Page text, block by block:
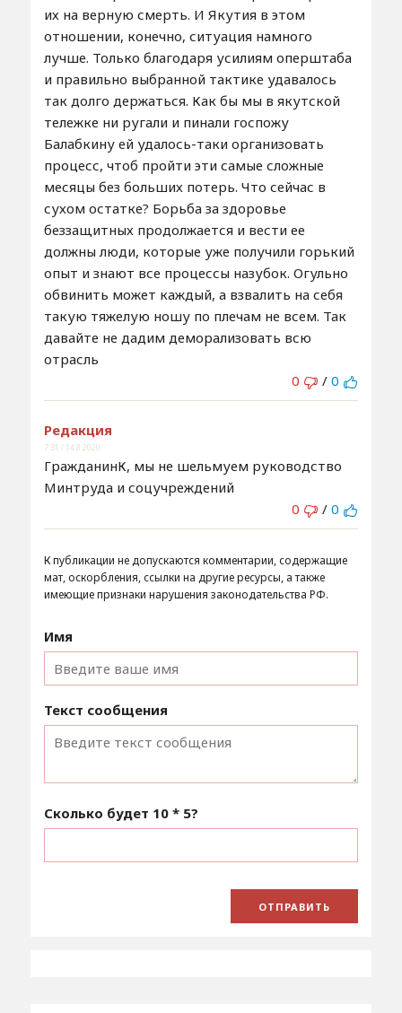
их на верную смерть. И Якутия в этом
отношении, конечно, ситуация намного
лучше. Только благодаря усилиям оперштаба
и правильно выбранной тактике удавалось
так долго держаться. Как бы мы в якутской
тележке ни ругали и пинали госпожу
Балабкину ей удалось-таки организовать
процесс, чтоб пройти эти самые сложные
месяцы без больших потерь. Что сейчас в
сухом остатке? Борьба за здоровье
беззащитных продолжается и вести ее
должны люди, которые уже получили горький
опыт и знают все процессы назубок. Огульно
обвинить может каждый, а взвалить на себя
такую тяжелую ношу по плечам не всем. Так
давайте не дадим деморализовать всю
отрасль
0
/ 0
Редакция
7:31 / 14.8.2020
ГражданинК, мы не шельмуем руководство
Минтруда и соцучреждений
0
/ 0
К публикации не допускаются комментарии, содержащие
мат, оскорбления, ссылки на другие ресурсы, а также
имеющие признаки нарушения законодательства РФ.
Имя
Текст сообщения
Сколько будет 10 * 5?